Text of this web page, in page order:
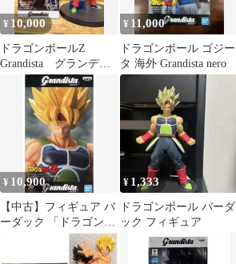
¥ 10,000
ドラゴンボールZ
Grandista グランディ
スタ バーダック フ
ィギュア
¥ 11,000
ドラゴンボール ゴジー
タ 海外 Grandista nero
¥ 10,900
【中古】フィギュア バ
ーダック 「ドラゴンボ
ールZ」 Grandista nero
BARDOCK 海外限定
¥ 1,333
ドラゴンボール バーダ
ック フィギュア